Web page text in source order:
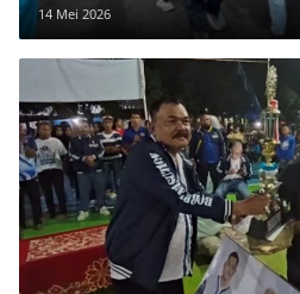
14 Mei 2026